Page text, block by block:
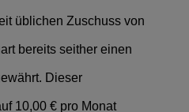
üblichen Zuschuss von
bereits seither einen
Dieser
10,00 € pro Monat